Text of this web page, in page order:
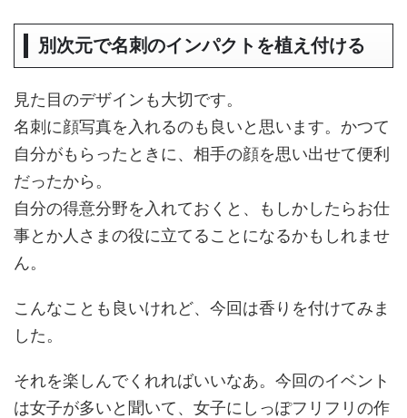
別次元で名刺のインパクトを植え付ける
見た目のデザインも大切です。
名刺に顔写真を入れるのも良いと思います。かつて
自分がもらったときに、相手の顔を思い出せて便利
だったから。
自分の得意分野を入れておくと、もしかしたらお仕
事とか人さまの役に立てることになるかもしれませ
ん。
こんなことも良いけれど、今回は香りを付けてみま
した。
それを楽しんでくれればいいなあ。今回のイベント
は女子が多いと聞いて、女子にしっぽフリフリの作